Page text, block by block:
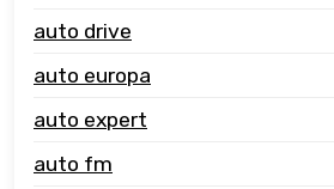
auto drive
auto europa
auto expert
auto fm